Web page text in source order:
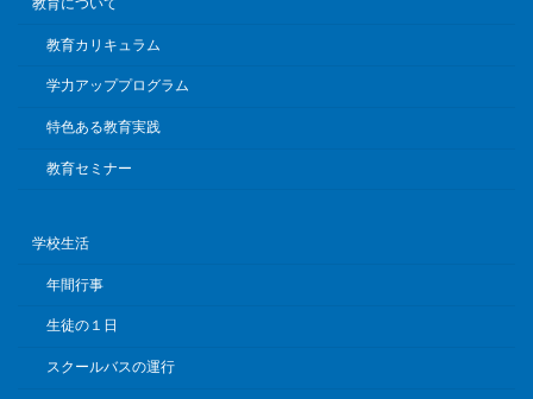
教育について
教育カリキュラム
学力アッププログラム
特色ある教育実践
教育セミナー
学校生活
年間行事
生徒の１日
スクールバスの運行